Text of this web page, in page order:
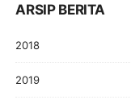
ARSIP BERITA
2018
2019